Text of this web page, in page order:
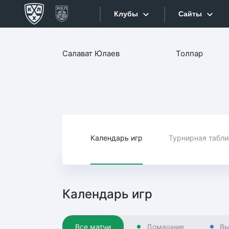
Клубы
Конференция «Запад»
Торпедо
Динамо Мн
Сайты
Сайты
Текстовые
Салават Юлаев Толпар
Календарь игр Турнирная
Календарь игр
Все матчи Домашние